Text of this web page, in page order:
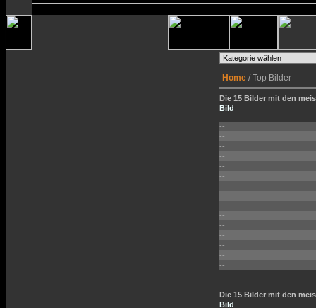
Home / Top Bilder
Die 15 Bilder mit den
Bild
--
--
--
--
--
--
--
--
--
--
--
--
--
--
--
Die 15 Bilder mit den
Bild